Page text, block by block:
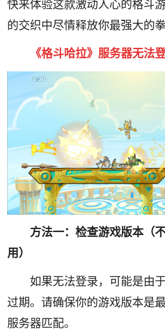
快来体验这款激动人心的格斗
的交织中尽情释放你最强大的拳
《格斗哈拉》服务器无法
方法一：检查游戏版本（
用）
如果无法登录，可能是由
过期。请确保你的游戏版本是
服务器匹配。